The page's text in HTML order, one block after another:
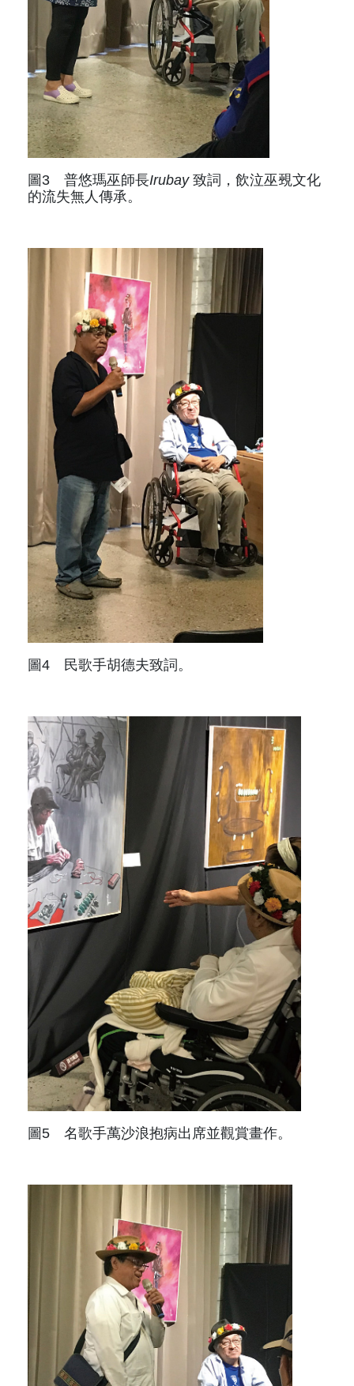
圖3 普悠瑪巫師長Irubay致詞，飲泣巫覡文化
的流失無人傳承。
圖4 民歌手胡德夫致詞。
圖5 名歌手萬沙浪抱病出席並觀賞畫作。